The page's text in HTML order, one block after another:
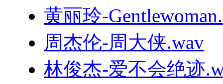
黄丽玲-
周杰伦-周大侠.wav
林俊杰-爱不会绝迹